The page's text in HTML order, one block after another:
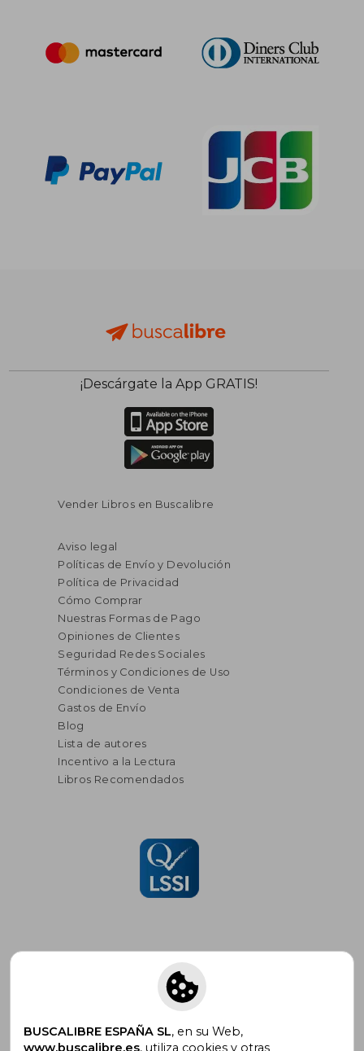
¡Descárgate la App GRATIS!
Vender Libros en Buscalibre
Aviso legal
Políticas de Envío y Devolución
Política de Privacidad
Cómo Comprar
Nuestras Formas de Pago
Opiniones de Clientes
Seguridad Redes Sociales
Términos y Condiciones de Uso
Condiciones de Venta
Gastos de Envío
Blog
Lista de autores
Incentivo a la Lectura
Libros Recomendados
Suscríbete para recibir ofertas y
promociones
BUSCALIBRE ESPAÑA SL, en su Web,
www.buscalibre.es, utiliza cookies y otras